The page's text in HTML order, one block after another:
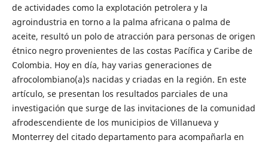
de actividades como la explotación petrolera y la
agroindustria en torno a la palma africana o palma de
aceite, resultó un polo de atracción para personas de origen
étnico negro provenientes de las costas Pacífica y Caribe de
Colombia. Hoy en día, hay varias generaciones de
afrocolombiano(a)s nacidas y criadas en la región. En este
artículo, se presentan los resultados parciales de una
investigación que surge de las invitaciones de la comunidad
afrodescendiente de los municipios de Villanueva y
Monterrey del citado departamento para acompañarla en